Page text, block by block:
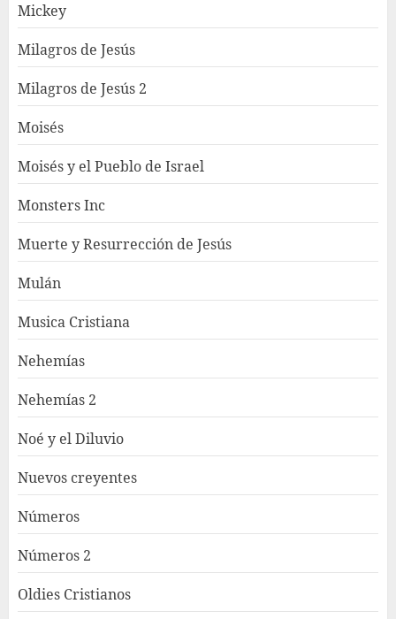
Mickey
Milagros de Jesús
Milagros de Jesús 2
Moisés
Moisés y el Pueblo de Israel
Monsters Inc
Muerte y Resurrección de Jesús
Mulán
Musica Cristiana
Nehemías
Nehemías 2
Noé y el Diluvio
Nuevos creyentes
Números
Números 2
Oldies Cristianos